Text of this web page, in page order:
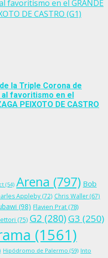
favoritismo en el GRANDE
DE CASTRO (G1)
la Triple Corona de
al favoritismo en el
PEIXOTO DE CASTRO
(54) Arena (797) Bob
Appleby (72) Chris Waller(67)
(98) Flavien Prat (78)
(75) G2 (280)G3 (250)
(1561)
Hipódromo de Palermo (59) Into